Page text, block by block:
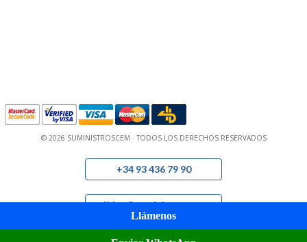
© 2026 SUMINISTROSCEM · TODOS LOS DERECHOS RESERVADOS
+34 93 436 79 90
pedidos@suministroscem.com
Llámenos